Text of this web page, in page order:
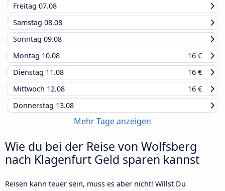
Freitag 07.08
Samstag 08.08
Sonntag 09.08
Montag 10.08
16 €
Dienstag 11.08
16 €
Mittwoch 12.08
16 €
Donnerstag 13.08
Mehr Tage anzeigen
Wie du bei der Reise von Wolfsberg
nach Klagenfurt Geld sparen kannst
Reisen kann teuer sein, muss es aber nicht! Willst Du